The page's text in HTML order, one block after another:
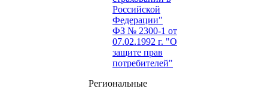
Российской
Федерации"
ФЗ № 2300-1 от
07.02.1992 г. "О
защите прав
потребителей"
Региональные